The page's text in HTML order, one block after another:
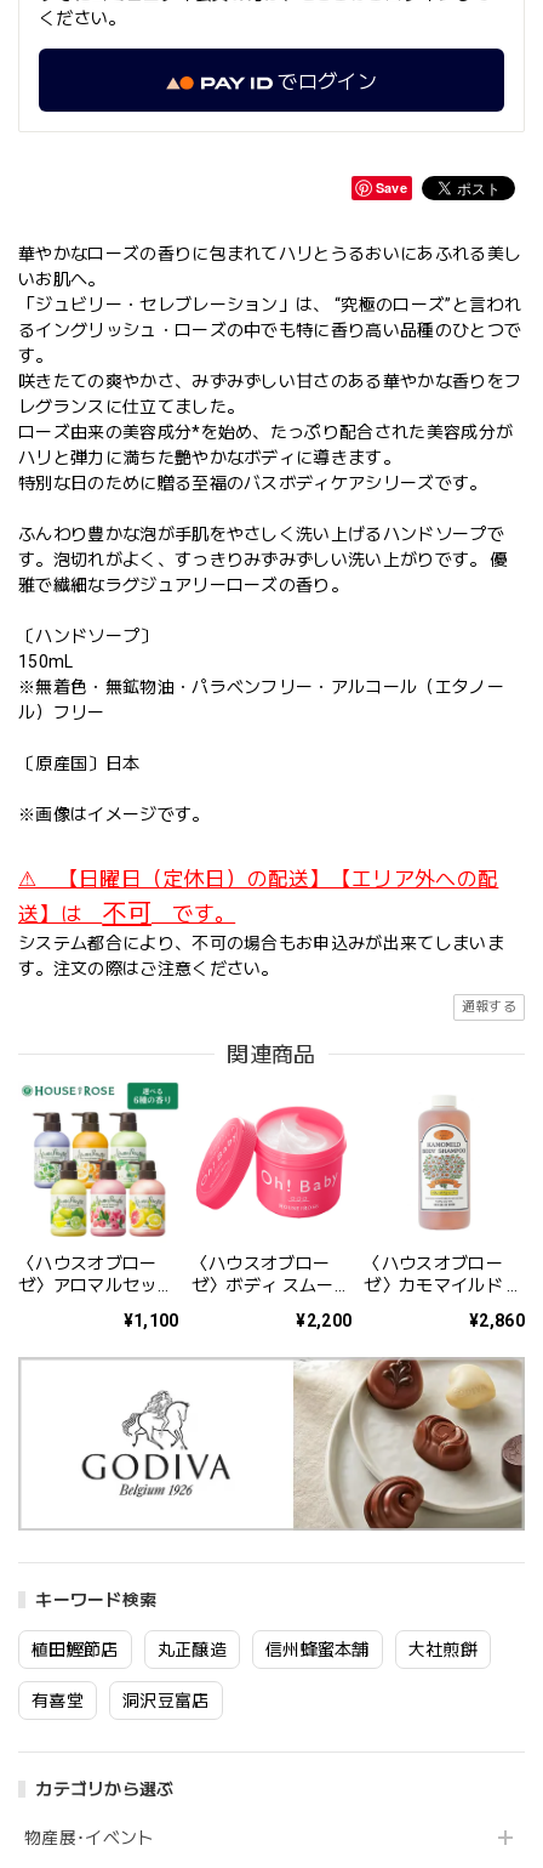
キーワード検索
植田鰹節店 丸正醸造 信州蜂蜜本舗 大社煎餅
有喜堂 洞沢豆富店
カテゴリから選ぶ
物産展･イベント
ください。
でログイン
Save
華やかなローズの香りに包まれてハリとうるおいにあふれる美し
いお肌へ。
「ジュビリー・セレブレーション」は、 “究極のローズ”と言われ
るイングリッシュ・ローズの中でも特に香り高い品種のひとつで
す。
咲きたての爽やかさ、みずみずしい甘さのある華やかな香りをフ
レグランスに仕立てました。
ローズ由来の美容成分*を始め、たっぷり配合された美容成分が
ハリと弾力に満ちた艶やかなボディに導きます。
特別な日のために贈る至福のバスボディケアシリーズです。
ふんわり豊かな泡が手肌をやさしく洗い上げるハンドソープで
す。泡切れがよく、すっきりみずみずしい洗い上がりです。 優
雅で繊細なラグジュアリーローズの香り。
〔ハンドソープ〕
150mL
※無着色・無鉱物油・パラベンフリー・アルコール（エタノー
ル）フリー
〔原産国〕日本
※画像はイメージです。
⚠ 【日曜日（定休日）の配送】【エリア外への配
送】は 不可 です。
システム都合により、不可の場合もお申込みが出来てしまいま
す。注文の際はご注意ください。
通報する
関連商品
〈ハウスオブロー
ゼ〉アロマルセット
バブルバス 350ml
¥1,100
〈ハウスオブロー
ゼ〉ボディ スムーザ
¥2,200
〈ハウスオブロー
ゼ〉カモマイルド ボ
¥2,860